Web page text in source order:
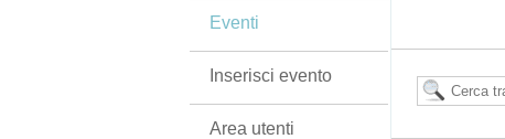
Eventi
Inserisci evento
Area utenti